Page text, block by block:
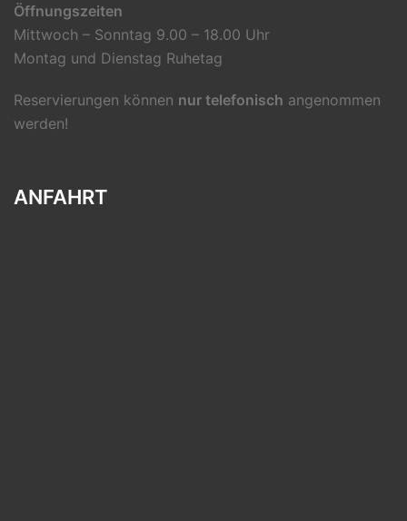
Öffnungszeiten
Mittwoch – Sonntag 9.00 – 18.00 Uhr
Montag und Dienstag Ruhetag
Reservierungen können nur telefonisch angenommen
werden!
ANFAHRT